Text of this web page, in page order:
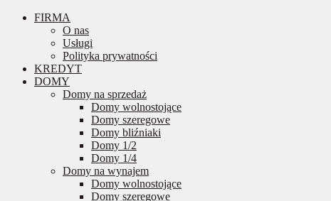
FIRMA
O nas
Usługi
Polityka prywatności
KREDYT
DOMY
Domy na sprzedaż
Domy wolnostojące
Domy szeregowe
Domy bliźniaki
Domy 1/2
Domy 1/4
Domy na wynajem
Domy wolnostojące
Domy szeregowe